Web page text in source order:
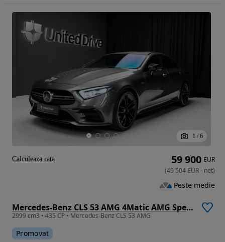
1 / 6
Mercedes-Benz CLS 53 AMG 4Matic AMG Speedshift 9G-TRONIC
2999 cm3 • 435 CP • Mercedes-Benz CLS 53 AMG
Promovat
59 900 EUR
(49 504 EUR- net)
Peste medie
Calculeaza rata